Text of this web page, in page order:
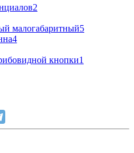
2
малогабаритный5
4
кнопки1